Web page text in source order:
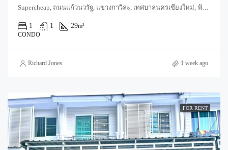
Supercheap, ถนนแก้วนวรัฐ, แขวงกาวิละ, เทศบาลนครเชียงใหม่, ฟ้าฮ่าม, อำเภอเมืองเชียงใหม่, จังหวัดเชียงใหม่, 55520, ประเทศไทย, Chiang Mai, Mueang Chiang Mai, Wat Ket
1 1 29m²
CONDO
Richard Jones 1 week ago
FOR RENT